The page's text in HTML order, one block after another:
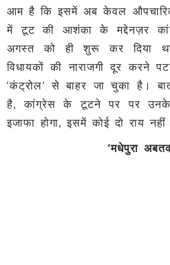
आम है कि इसमें अब केवल
में टूट की आशंका के मद्देनज़र
अगस्त को ही शुरू कर दिया था,
विधायकों की नाराजगी दूर करने
‘कंट्रोल’ से बाहर जा चुका है।
है, कांग्रेस के टूटने पर पर उनके
इजाफा होगा, इसमें कोई दो राय नहीं।
‘मधेपुरा